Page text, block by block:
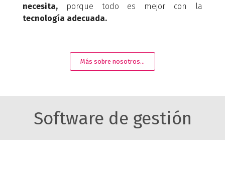
necesita, porque todo es mejor con la
tecnología adecuada.
Más sobre nosotros...
Software de gestión